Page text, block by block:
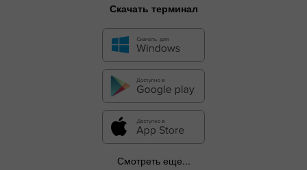
Скачать терминал
Смотреть еще...